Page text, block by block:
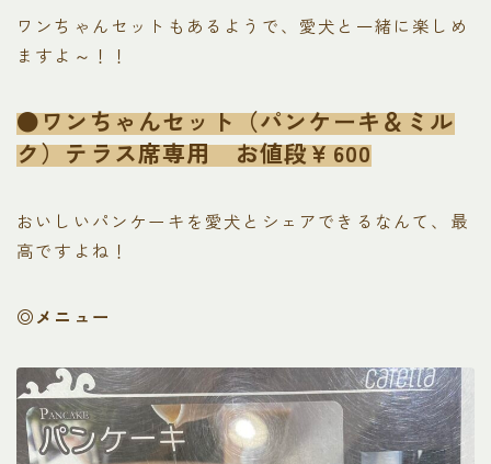
ワンちゃんセットもあるようで、愛犬と一緒に楽しめ
ますよ～！！
●ワンちゃんセット（パンケーキ＆ミル
ク）テラス席専用 お値段￥600
おいしいパンケーキを愛犬とシェアできるなんて、最
高ですよね！
◎メニュー